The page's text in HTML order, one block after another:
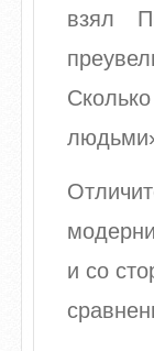
взял
и со